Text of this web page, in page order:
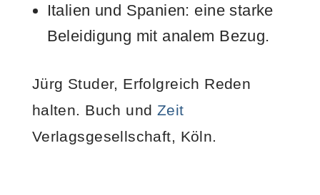
Italien und Spanien: eine starke
Beleidigung mit analem Bezug.
Jürg Studer, Erfolgreich Reden
halten. Buch und Zeit
Verlagsgesellschaft, Köln.